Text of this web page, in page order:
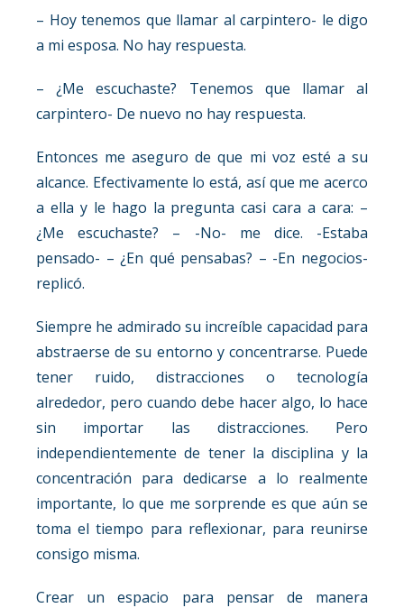
– Hoy tenemos que llamar al carpintero- le digo
a mi esposa. No hay respuesta.
– ¿Me escuchaste? Tenemos que llamar al
carpintero- De nuevo no hay respuesta.
Entonces me aseguro de que mi voz esté a su
alcance. Efectivamente lo está, así que me acerco
a ella y le hago la pregunta casi cara a cara: –
¿Me escuchaste? – -No- me dice. -Estaba
pensado- – ¿En qué pensabas? – -En negocios-
replicó.
Siempre he admirado su increíble capacidad para
abstraerse de su entorno y concentrarse. Puede
tener ruido, distracciones o tecnología
alrededor, pero cuando debe hacer algo, lo hace
sin importar las distracciones. Pero
independientemente de tener la disciplina y la
concentración para dedicarse a lo realmente
importante, lo que me sorprende es que aún se
toma el tiempo para reflexionar, para reunirse
consigo misma.
Crear un espacio para pensar de manera